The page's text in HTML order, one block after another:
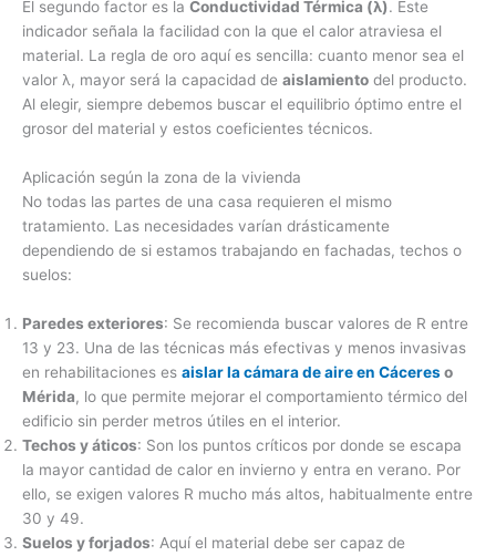
El segundo factor es la Conductividad Térmica (λ). Este
indicador señala la facilidad con la que el calor atraviesa el
material. La regla de oro aquí es sencilla: cuanto menor sea el
valor λ, mayor será la capacidad de aislamiento del producto.
Al elegir, siempre debemos buscar el equilibrio óptimo entre el
grosor del material y estos coeficientes técnicos.
Aplicación según la zona de la vivienda
No todas las partes de una casa requieren el mismo
tratamiento. Las necesidades varían drásticamente
dependiendo de si estamos trabajando en fachadas, techos o
suelos:
Paredes exteriores: Se recomienda buscar valores de R entre
13 y 23. Una de las técnicas más efectivas y menos invasivas
en rehabilitaciones es aislar la cámara de aire en Cácereso
Mérida, lo que permite mejorar el comportamiento térmico del
edificio sin perder metros útiles en el interior.
Techos y áticos: Son los puntos críticos por donde se escapa
la mayor cantidad de calor en invierno y entra en verano. Por
ello, se exigen valores R mucho más altos, habitualmente entre
30 y 49.
Suelos y forjados: Aquí el material debe ser capaz de